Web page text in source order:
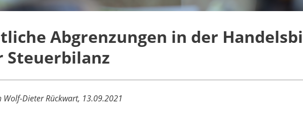
Abgrenzungen in der
Steuerbilanz
Wolf-Dieter Rückwart, 13.09.2021